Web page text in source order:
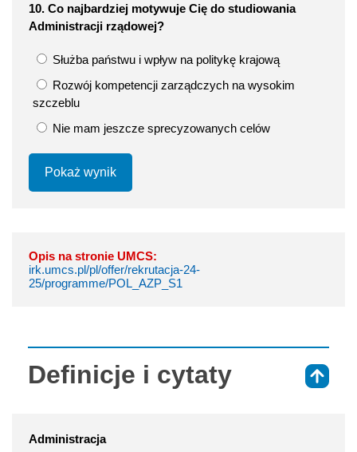
10. Co najbardziej motywuje Cię do studiowania
Administracji rządowej?
Służba państwu i wpływ na politykę krajową
Rozwój kompetencji zarządczych na wysokim
szczeblu
Nie mam jeszcze sprecyzowanych celów
Pokaż wynik
Opis na stronie UMCS:
irk.umcs.pl/pl/offer/rekrutacja-24-
25/programme/POL_AZP_S1
Definicje i cytaty
Administracja